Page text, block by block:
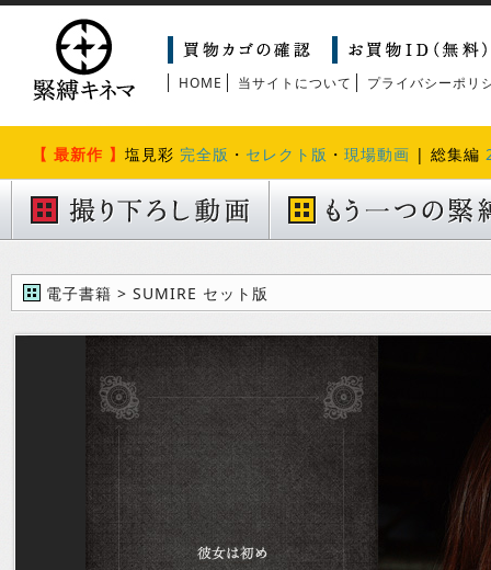
HOME 当サイトについて プライバシーポリ
【 最新作 】 塩見彩 完全版 ・ セレクト版 ・ 現場動画 | 総集編
電子書籍 > SUMIRE セット版